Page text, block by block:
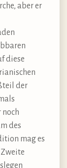
aber er
diese
der
noch
des
mag es